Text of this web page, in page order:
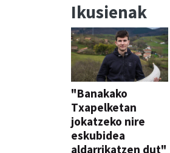
Ikusienak
"Banakako
Txapelketan
jokatzeko nire
eskubidea
aldarrikatzen dut"